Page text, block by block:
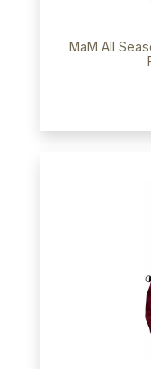
MaM All